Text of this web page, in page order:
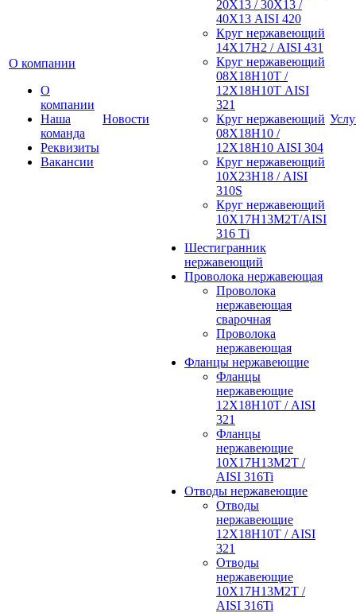
О компании
О
компании
Наша
команда
Реквизиты
Вакансии
Новости
20Х13 / 30Х13 /
40Х13 AISI 420
Круг нержавеющий
14Х17Н2 / AISI 431
Круг нержавеющий
08Х18Н10Т /
12Х18Н10Т AISI
321
Круг нержавеющий
08Х18Н10 /
12Х18Н10 AISI 304
Круг нержавеющий
10Х23Н18 / AISI
310S
Круг нержавеющий
10Х17Н13М2Т/AISI
316 Тi
Шестигранник
нержавеющий
Проволока нержавеющая
Проволока
нержавеющая
сварочная
Проволока
нержавеющая
Фланцы нержавеющие
Фланцы
нержавеющие
12Х18Н10Т / AISI
321
Фланцы
нержавеющие
10Х17Н13М2Т /
AISI 316Ti
Отводы нержавеющие
Отводы
нержавеющие
12Х18Н10Т / AISI
321
Отводы
нержавеющие
10Х17Н13М2Т /
AISI 316Ti